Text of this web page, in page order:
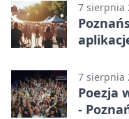
7 sierpnia
7 sierpnia
Poezja
-